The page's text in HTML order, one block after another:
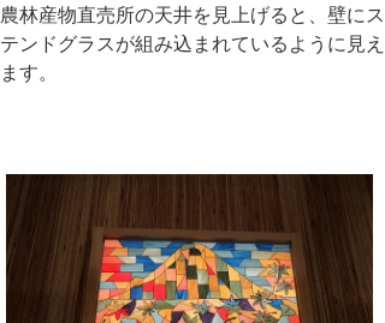
農林産物直売所の天井を見上げると、壁にス
テンドグラスが組み込まれているように見え
ます。